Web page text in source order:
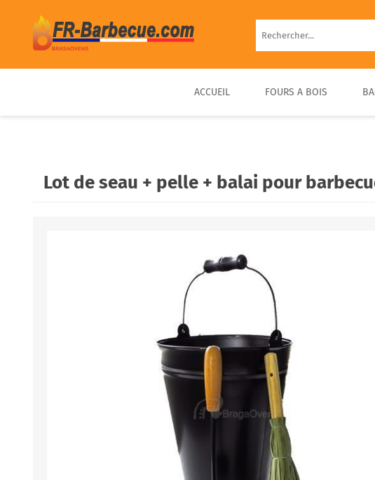
ACCUEIL FOURS A BOIS
D’EXTÉRIEUR COMPACT &
PORTABLE
PRÊT À UTILISER
FOURS À PIZZA/PAIN AU
ACCESSOIRES POUR FOUR
À BOIS
Lot de seau + pelle + balai pour